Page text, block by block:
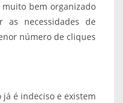
bem organizado
as necessidades de
número de cliques
é indeciso e existem